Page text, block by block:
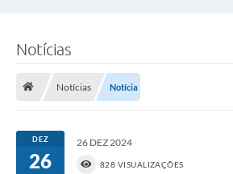
Notícias
Notícias Notícia
DEZ
26
26 DEZ 2024
828 VISUALIZAÇÕES